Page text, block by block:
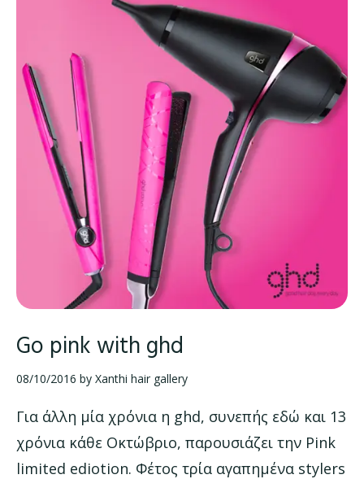
Go pink with ghd
08/10/2016 by Xanthi hair gallery
Για άλλη μία χρόνια η ghd, συνεπής εδώ και 13
χρόνια κάθε Οκτώβριο, παρουσιάζει την Pink
limited ediotion. Φέτος τρία αγαπημένα stylers